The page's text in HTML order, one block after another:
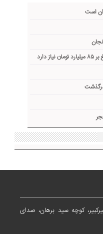
است
کوچه سید برهان، صدای